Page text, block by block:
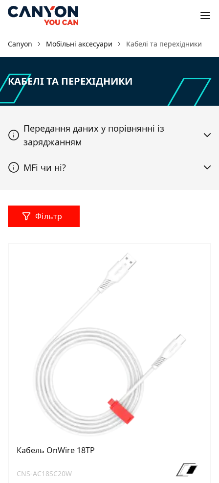
Canyon Мобільні аксесуари Кабелі та перехідники
КАБЕЛІ ТА ПЕРЕХІДНИКИ
Передання даних у порівнянні із
заряджанням
MFi чи ні?
Фільтр
Кабель OnWire 18TP
CNS-AC18SC20W